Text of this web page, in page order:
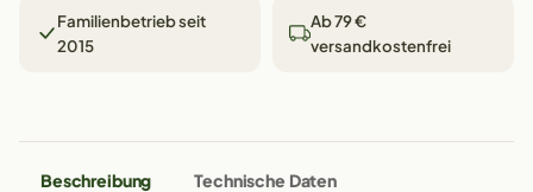
Familienbetrieb seit
2015
Ab 79 €
versandkostenfrei
Beschreibung Technische Daten